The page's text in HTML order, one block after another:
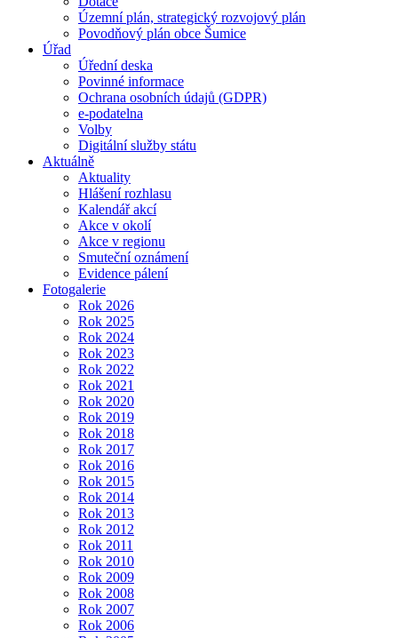
Územní plán, strategický rozvojový plán
Povodňový plán obce Šumice
Úřad
Úřední deska
Povinné informace
Ochrana osobních údajů (GDPR)
e-podatelna
Volby
Digitální služby státu
Aktuálně
Aktuality
Hlášení rozhlasu
Kalendář akcí
Akce v okolí
Akce v regionu
Smuteční oznámení
Evidence pálení
Fotogalerie
Rok 2026
Rok 2025
Rok 2024
Rok 2023
Rok 2022
Rok 2021
Rok 2020
Rok 2019
Rok 2018
Rok 2017
Rok 2016
Rok 2015
Rok 2014
Rok 2013
Rok 2012
Rok 2011
Rok 2010
Rok 2009
Rok 2008
Rok 2007
Rok 2006